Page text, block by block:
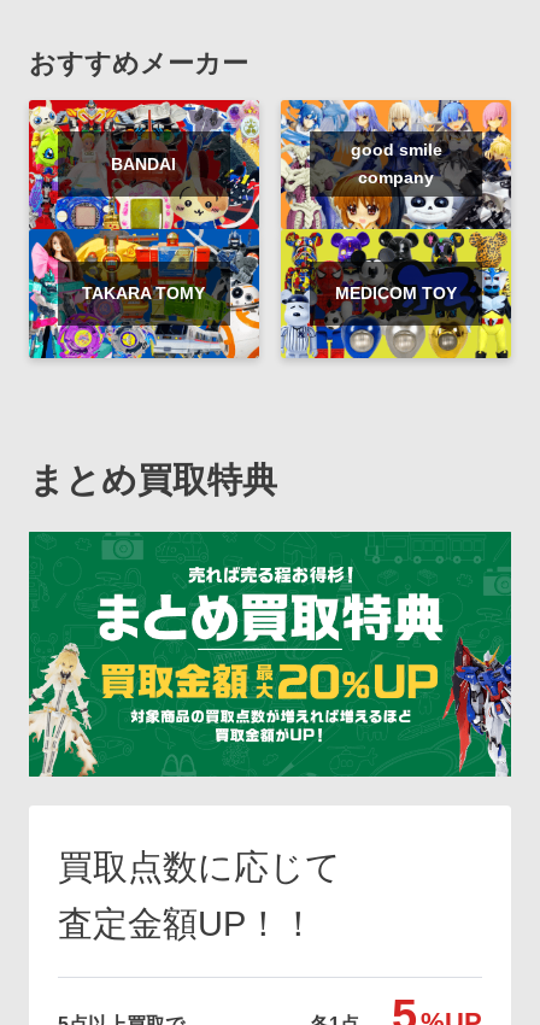
おすすめメーカー
BANDAI
good smile
company
TAKARA TOMY MEDICOM TOY
まとめ買取特典
買取点数に応じて
査定金額UP！！
5